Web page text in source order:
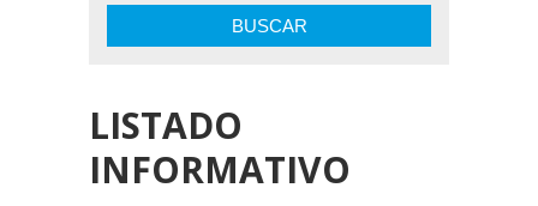
BUSCAR
LISTADO
INFORMATIVO